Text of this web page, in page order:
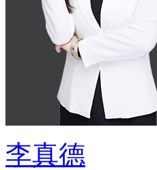
李真德